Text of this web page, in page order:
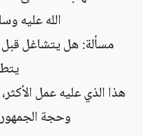
الله عليه
مسألة: هل يتشاغل قبل
هذا الذي عليه عمل
وحجة